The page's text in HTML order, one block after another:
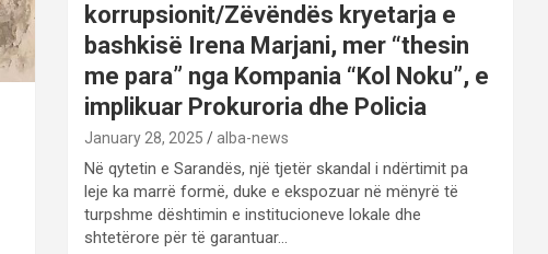
korrupsionit/Zëvëndës kryetarja e
bashkisë Irena Marjani, mer “thesin
me para” nga Kompania “Kol Noku”, e
implikuar Prokuroria dhe Policia
January 28, 2025 alba-news
Në qytetin e Sarandës, një tjetër skandal i ndërtimit pa
leje ka marrë formë, duke e ekspozuar në mënyrë të
turpshme dështimin e institucioneve lokale dhe
shtetërore për të garantuar…